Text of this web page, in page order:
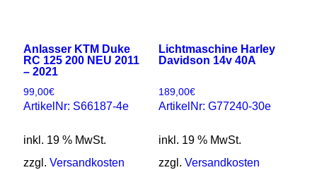
Anlasser KTM Duke
RC 125 200 NEU 2011
– 2021
99,00€
ArtikelNr: S66187-4e
inkl. 19 % MwSt.
zzgl. Versandkosten
Lichtmaschine Harley
Davidson 14v 40A
189,00€
ArtikelNr: G77240-30e
inkl. 19 % MwSt.
zzgl. Versandkosten